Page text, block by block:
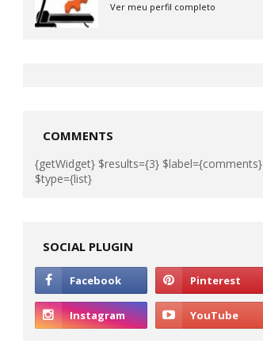
Ver meu perfil completo
COMMENTS
{getWidget} $results={3} $label={comments}
$type={list}
SOCIAL PLUGIN